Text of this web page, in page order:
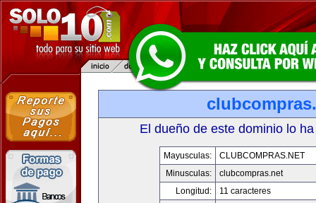
El dueño de este dominio lo
Mayusculas:
CLUBCOMPRAS.NET
Minusculas:
clubcompras.net
Longitud:
11 caracteres